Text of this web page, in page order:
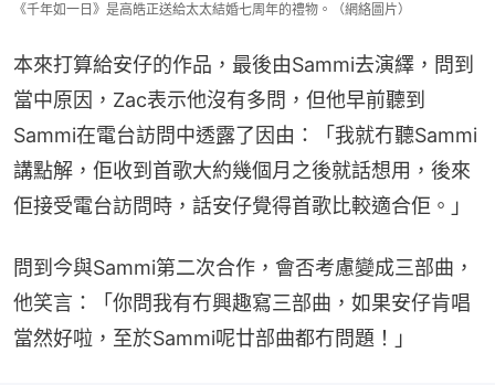
《千年如一日》是高皓正送給太太結婚七周年的禮物。（網絡圖片）
本來打算給安仔的作品，最後由Sammi去演繹，問到
當中原因，Zac表示他沒有多問，但他早前聽到
Sammi在電台訪問中透露了因由：「我就冇聽Sammi
講點解，佢收到首歌大約幾個月之後就話想用，後來
佢接受電台訪問時，話安仔覺得首歌比較適合佢。」
問到今與Sammi第二次合作，會否考慮變成三部曲，
他笑言：「你問我有冇興趣寫三部曲，如果安仔肯唱
當然好啦，至於Sammi呢廿部曲都冇問題！」